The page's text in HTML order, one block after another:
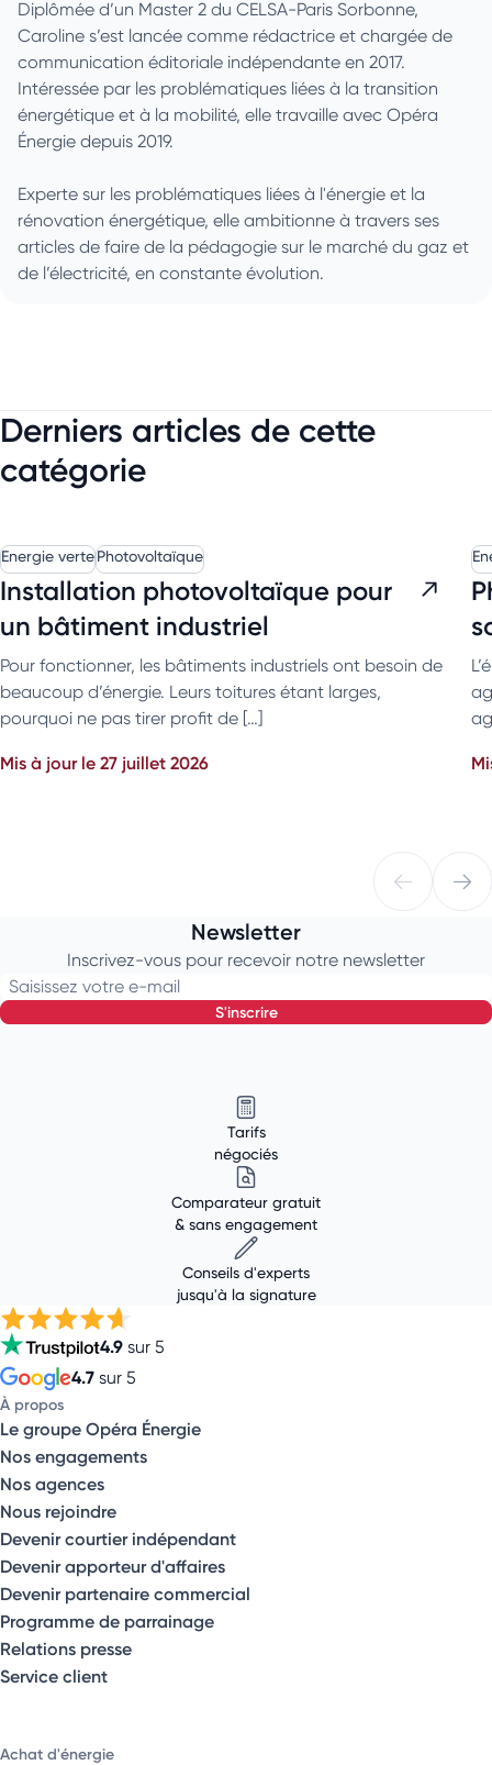
Diplômée d’un Master 2 du CELSA-Paris Sorbonne,
Caroline s’est lancée comme rédactrice et chargée de
communication éditoriale indépendante en 2017.
Intéressée par les problématiques liées à la transition
énergétique et à la mobilité, elle travaille avec Opéra
Énergie depuis 2019.
Experte sur les problématiques liées à l'énergie et la
rénovation énergétique, elle ambitionne à travers ses
articles de faire de la pédagogie sur le marché du gaz et
de l’électricité, en constante évolution.
Derniers articles de cette
catégorie
Energie vertePhotovoltaïque
Installation photovoltaïque pour
un bâtiment industriel
Pour fonctionner, les bâtiments industriels ont besoin de
beaucoup d’énergie. Leurs toitures étant larges,
pourquoi ne pas tirer profit de […]
Mis à jour le 27 juillet 2026
Newsletter
Inscrivez-vous pour recevoir notre newsletter
Saisissez votre e-mail
s'inscrire
Tarifs
négociés
Comparateur gratuit
& sans engagement
Conseils d'experts
jusqu'à la signature
4.9 sur 5
4.7 sur 5
À propos
Le groupe Opéra Énergie
Nos engagements
Nos agences
Nous rejoindre
Devenir courtier indépendant
Devenir apporteur d'affaires
Devenir partenaire commercial
Programme de parrainage
Relations presse
Service client
Achat d'énergie